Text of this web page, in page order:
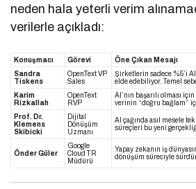
neden hala yeterli verim
verilerle açıkladı:
Konuşmacı Görevi
Öne Çıkan Mesajı
Sandra
Tiskens
OpenText VP
Sales
Şirketlerin sadece %5’i
elde edebiliyor. Temel
Karim
Rizkallah
OpenText
RVP
AI’nın başarılı olması
verinin “doğru bağlam”
Prof. Dr.
Klemens
Skibicki
Dijital
Dönüşüm
Uzmanı
AI çağında asıl mesele
süreçleri bu yeni
Önder Güler
Google
Cloud TR
Müdürü
Yapay zekanın iş
dönüşüm süreciyle